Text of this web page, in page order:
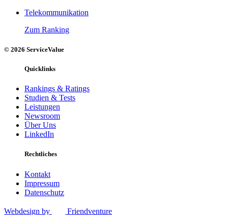
Telekommunikation
Zum Ranking
© 2026 ServiceValue
Quicklinks
Rankings & Ratings
Studien & Tests
Leistungen
Newsroom
Über Uns
LinkedIn
Rechtliches
Kontakt
Impressum
Datenschutz
Webdesign by Friendventure